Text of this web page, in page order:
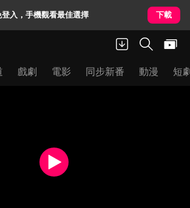
入，手機觀看最佳選擇 下載
戲劇 電影 同步新番 動漫 短